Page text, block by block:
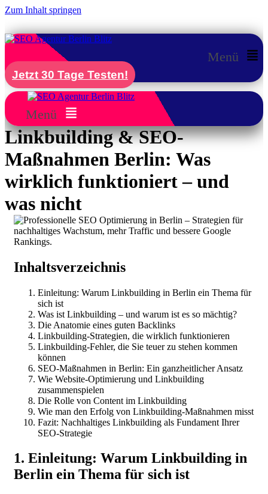
Zum Inhalt springen
Menü
Jetzt 30 Tage Testen!
Menü
Linkbuilding & SEO-
Maßnahmen Berlin: Was
wirklich funktioniert – und
was nicht
Inhaltsverzeichnis
Einleitung: Warum Linkbuilding in Berlin ein Thema für
sich ist
Was ist Linkbuilding – und warum ist es so mächtig?
Die Anatomie eines guten Backlinks
Linkbuilding-Strategien, die wirklich funktionieren
Linkbuilding-Fehler, die Sie teuer zu stehen kommen
können
SEO-Maßnahmen in Berlin: Ein ganzheitlicher Ansatz
Wie Website-Optimierung und Linkbuilding
zusammenspielen
Die Rolle von Content im Linkbuilding
Wie man den Erfolg von Linkbuilding-Maßnahmen misst
Fazit: Nachhaltiges Linkbuilding als Fundament Ihrer
SEO-Strategie
1. Einleitung: Warum Linkbuilding in
Berlin ein Thema für sich ist